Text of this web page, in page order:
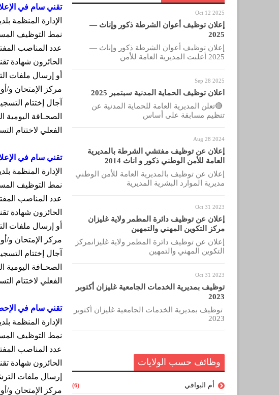
Oct 12 2025
إعلان توظيف أعوان الشرطة ذكور وإناث —
2025
إعلان توظيف أعوان الشرطة ذكور وإناث —
2025 أعلنت المديرية العامة للأمن
Sep 28 2025
اعلان توظيف الحماية المدنية سبتمبر 2025
🔴تعلن المديرية العامة للحماية المدنية عن
تنظيم مسابقة على أساس
Aug 28 2024
إعلان عن توظيف مفتشي الشرطة بالمديرية
العامة للأمن الوطني ذكور و اناث 2014
إعلان عن توظيف بالمديرية العامة للأمن الوطني
مديرية الموارد البشرية المديرية
Oct 31 2023
إعلان عن توظيف دائرة المطمر ولاية غليزان
مركز التكوين المهني والتمهين
إعلان عن توظيف دائرة المطمر ولاية غليزانمركز
التكوين المهني والتمهين
Oct 31 2023
توظيف بمديرية الخدمات الجامعية غليزان أكتوبر
2023
توظيف بمديرية الخدمات الجامعية غليزان أكتوبر
2023
وظائف حسب الولايات
أم البواقي (6)
تقني سام في
الإدارة المنظمة
نمط التوظيف
عدد المناصب
الحائزون شهادة
أو إرسال ملفات
مركز الإمتحان و/
آجال إختتام
الصحـافة اليومية
الفعلي لاختتام
تقني سام في
الإدارة المنظمة
نمط التوظيف
عدد المناصب
الحائزون شهادة
أو إرسال ملفات
مركز الإمتحان و/
آجال إختتام
الصحـافة اليومية
الفعلي لاختتام
تقني سام في
الإدارة المنظمة
نمط التوظيف
عدد المناصب
الحائزون شهادة
إرسال ملفات
مركز الإمتحان و/